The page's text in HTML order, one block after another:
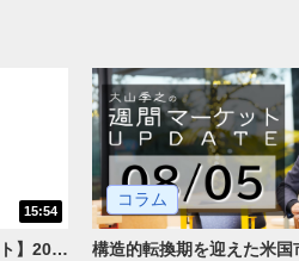
15:54
【ハイテク企業決算ハイライト】2027年分のメモリに売切れ報道!?＜米国マーケットダイジェスト8/5号＞
コラム